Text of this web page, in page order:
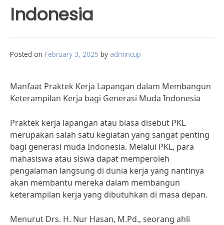
Indonesia
Posted on February 3, 2025 by admincup
Manfaat Praktek Kerja Lapangan dalam Membangun
Keterampilan Kerja bagi Generasi Muda Indonesia
Praktek kerja lapangan atau biasa disebut PKL
merupakan salah satu kegiatan yang sangat penting
bagi generasi muda Indonesia. Melalui PKL, para
mahasiswa atau siswa dapat memperoleh
pengalaman langsung di dunia kerja yang nantinya
akan membantu mereka dalam membangun
keterampilan kerja yang dibutuhkan di masa depan.
Menurut Drs. H. Nur Hasan, M.Pd., seorang ahli